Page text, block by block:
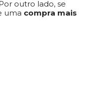
outro lado, se
uma compra mais